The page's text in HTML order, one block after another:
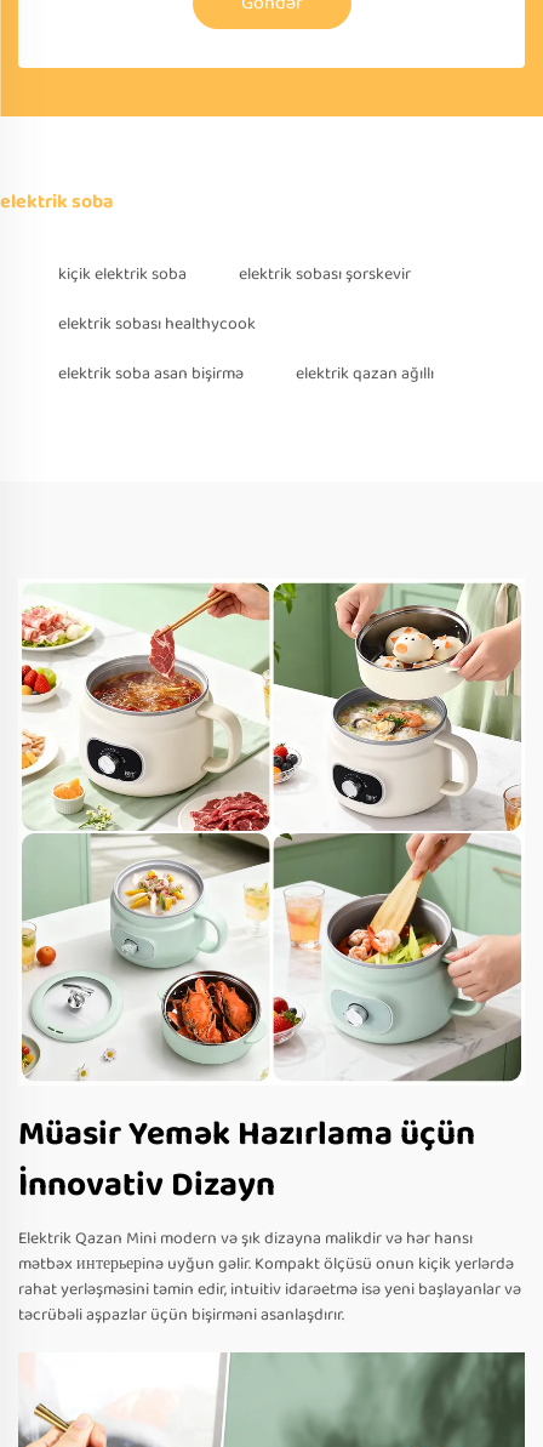
elektrik soba
kiçik elektrik soba
elektrik sobası şorskevir
elektrik sobası healthycook
elektrik soba asan bişirmə
elektrik qazan ağıllı
Müasir Yemək Hazırlama üçün
İnnovativ Dizayn
Elektrik Qazan Mini modern və şık dizayna malikdir və hər hansı
mətbəx интерьерinə uyğun gəlir. Kompakt ölçüsü onun kiçik yerlərdə
rahat yerləşməsini təmin edir, intuitiv idarəetmə isə yeni başlayanlar və
təcrübəli aşpazlar üçün bişirməni asanlaşdırır.